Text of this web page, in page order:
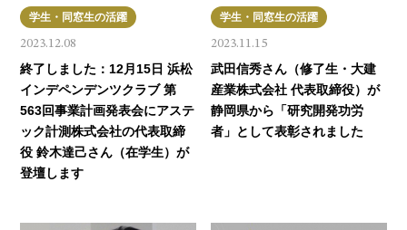
学生・同窓生の活躍
2023.12.08
終了しました：12月15日 浜松
インデペンデンツクラブ 第
563回事業計画発表会にアステ
ック計測株式会社の代表取締
役 鈴木達己さん（在学生）が
登壇します
学生・同窓生の活躍
2023.11.15
武田信秀さん（修了生・大建
産業株式会社 代表取締役）が
静岡県から「研究開発功労
者」として表彰されました